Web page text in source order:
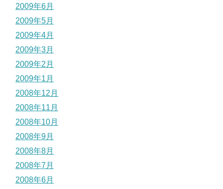
2009年6月
2009年5月
2009年4月
2009年3月
2009年2月
2009年1月
2008年12月
2008年11月
2008年10月
2008年9月
2008年8月
2008年7月
2008年6月